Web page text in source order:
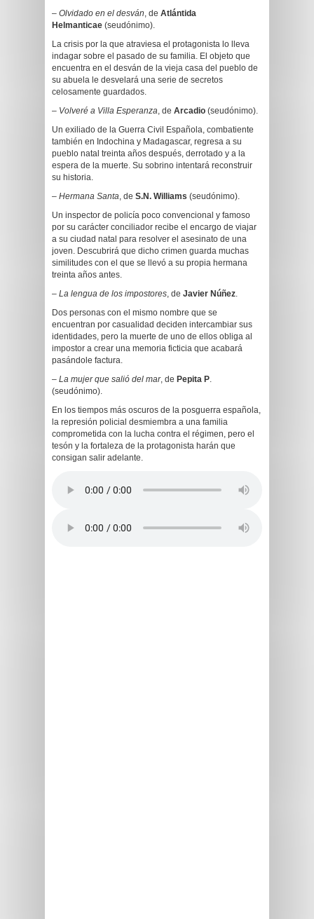
– Olvidado en el desván, de Atlántida
Helmanticae (seudónimo).
La crisis por la que atraviesa el protagonista lo lleva
indagar sobre el pasado de su familia. El objeto que
encuentra en el desván de la vieja casa del pueblo de
su abuela le desvelará una serie de secretos
celosamente guardados.
– Volveré a Villa Esperanza, de Arcadio (seudónimo).
Un exiliado de la Guerra Civil Española, combatiente
también en Indochina y Madagascar, regresa a su
pueblo natal treinta años después, derrotado y a la
espera de la muerte. Su sobrino intentará reconstruir
su historia.
– Hermana Santa, de S.N. Williams (seudónimo).
Un inspector de policía poco convencional y famoso
por su carácter conciliador recibe el encargo de viajar
a su ciudad natal para resolver el asesinato de una
joven. Descubrirá que dicho crimen guarda muchas
similitudes con el que se llevó a su propia hermana
treinta años antes.
– La lengua de los impostores, de Javier Núñez.
Dos personas con el mismo nombre que se
encuentran por casualidad deciden intercambiar sus
identidades, pero la muerte de uno de ellos obliga al
impostor a crear una memoria ficticia que acabará
pasándole factura.
– La mujer que salió del mar, de Pepita P.
(seudónimo).
En los tiempos más oscuros de la posguerra española,
la represión policial desmiembra a una familia
comprometida con la lucha contra el régimen, pero el
tesón y la fortaleza de la protagonista harán que
consigan salir adelante.